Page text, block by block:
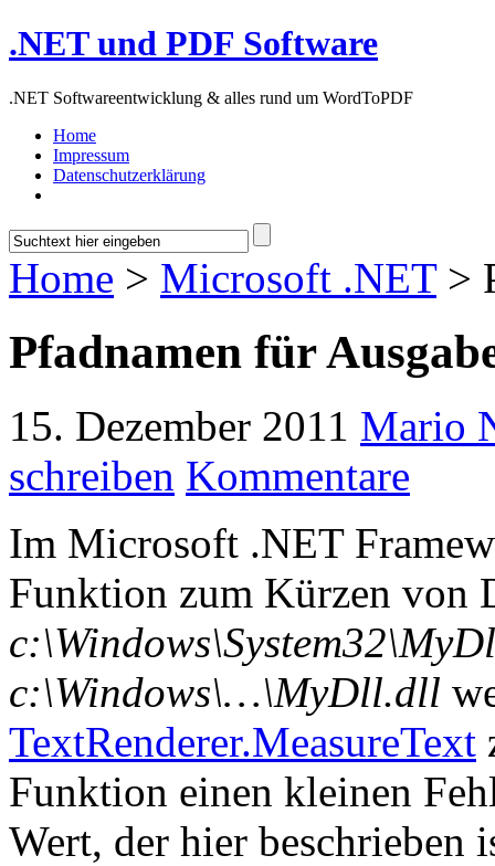
.NET und PDF Software
.NET Softwareentwicklung & alles rund um WordToPDF
Home
Impressum
Datenschutzerklärung
Home > Microsoft .NET>
Pfadnamen für
15. Dezember 2011 Mario
schreiben Kommentare
Im Microsoft .NET
Funktion zum Kürzen von
c:\Windows\…\MyDll.dll
TextRenderer.MeasureText
Funktion einen kleinen
Wert, der hier beschrieben